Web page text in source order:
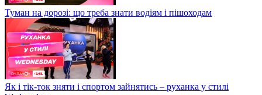
Туман на дорозі: що треба знати водіям і пішоходам
Як і тік-ток зняти і спортом зайнятись – руханка у стилі